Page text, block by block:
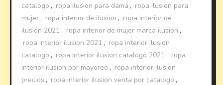
catalogo , ropa ilusion para dama , ropa ilusion para
mujer , ropa interior de ilusion , ropa interior de
ilusión 2021 , ropa interior de mujer marca ilusion ,
ropa interior ilusion 2021 , ropa interior ilusion
catalogo , ropa interior ilusion catalogo 2021 , ropa
interior ilusion por mayoreo , ropa interior ilusion
precios , ropa interior ilusion venta por catalogo ,